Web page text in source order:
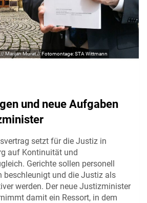
Marijan Murat // Fotomontage: STA Wittmann
und neue Aufgaben
setzt für die Justiz in
auf Kontinuität und
Gerichte sollen personell
beschleunigt und die Justiz als
werden. Der neue Justizminister
damit ein Ressort, in dem